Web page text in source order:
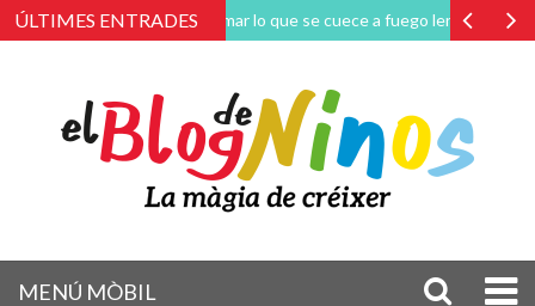
ÚLTIMES ENTRADESAmar lo que se cuece a fuego lento La
MENÚ MÒBIL